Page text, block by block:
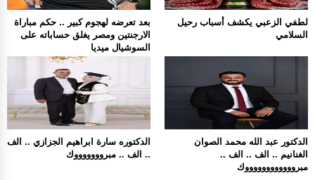
بعد تعرضه لهجوم كبير .. حكم مباراة
الارجنتين ومصر يغلق حساباته على
السوشيال ميديا
لطفي الزعبي يكشف أسباب رحيل
السلامي
الدكتوره سارة ابراهيم الجزازي .. الف
.. الف .. مبروووووووك
الدكتور عبد الله محمد الصوان
الغنانيم .. الف .. الف ..
مبرووووووووووووك